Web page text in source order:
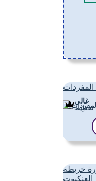
غالي
تَخطِيط
خريطة
العنكبوت